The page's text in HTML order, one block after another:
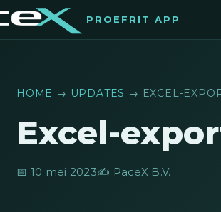
PROEFRIT APP
HOME → UPDATES → EXCEL-
Excel-
📅 10 mei 2023✍️ PaceX B.V.